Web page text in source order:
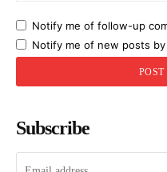
Notify me of follow-up
Notify me of new posts by
Subscribe